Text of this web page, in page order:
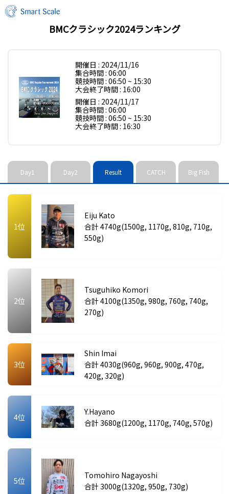
BMCクラシック2024ランキング
開催日 : 2024/11/16
集合時間 : 06:00
競技時間 : 06:50 ~ 15:30
大会終了時間 : 16:00
開催日 : 2024/11/17
集合時間 : 06:00
競技時間 : 06:50 ~ 15:30
大会終了時間 : 16:30
Day1 Day2 Result CATCH Big Fish
1位
Eiju Kato
合計 4740g(1500g, 1170g, 810g, 710g,
550g)
2位
Tsuguhiko Komori
合計 4100g(1350g, 980g, 760g, 740g,
270g)
3位
Shin Imai
合計 4030g(960g, 960g, 900g, 470g,
420g, 320g)
4位
Y.Hayano
合計 3680g(1200g, 1170g, 740g, 570g)
5位
Tomohiro Nagayoshi
合計 3000g(1320g, 950g, 730g)